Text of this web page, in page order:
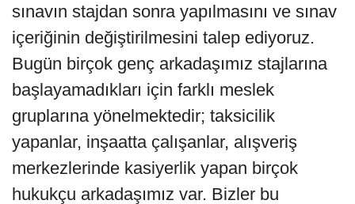
sınavın stajdan sonra yapılmasını ve sınav
içeriğinin değiştirilmesini talep ediyoruz.
Bugün birçok genç arkadaşımız stajlarına
başlayamadıkları için farklı meslek
gruplarına yönelmektedir; taksicilik
yapanlar, inşaatta çalışanlar, alışveriş
merkezlerinde kasiyerlik yapan birçok
hukukçu arkadaşımız var. Bizler bu